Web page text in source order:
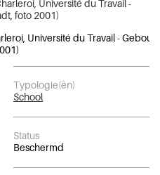
Université du Travail - Gebouw
Typologie(ën)
School
Status
Beschermd